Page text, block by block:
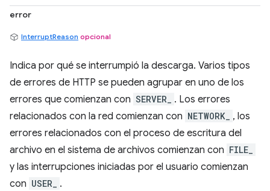
error
InterruptReason opcional
Indica por qué se interrumpió la descarga. Varios tipos
de errores de HTTP se pueden agrupar en uno de los
errores que comienzan con SERVER_
. Los errores
relacionados con la red comienzan con NETWORK_
, los
errores relacionados con el proceso de escritura del
archivo en el sistema de archivos comienzan con FILE_
y las interrupciones iniciadas por el usuario comienzan
con USER_ .